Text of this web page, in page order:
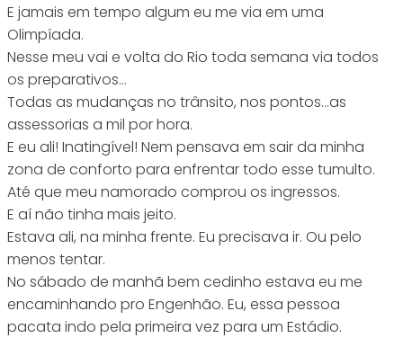
E jamais em tempo algum eu me via em uma
Olimpíada.
Nesse meu vai e volta do Rio toda semana via todos
os preparativos…
Todas as mudanças no trânsito, nos pontos…as
assessorias a mil por hora.
E eu ali! Inatingível! Nem pensava em sair da minha
zona de conforto para enfrentar todo esse tumulto.
Até que meu namorado comprou os ingressos.
E aí não tinha mais jeito.
Estava ali, na minha frente. Eu precisava ir. Ou pelo
menos tentar.
No sábado de manhã bem cedinho estava eu me
encaminhando pro Engenhão. Eu, essa pessoa
pacata indo pela primeira vez para um Estádio.